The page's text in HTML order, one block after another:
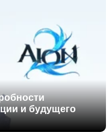
и будущего